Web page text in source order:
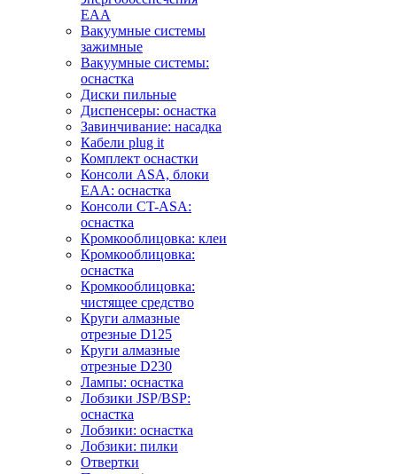
EAA
Вакуумные системы
зажимные
Вакуумные системы:
оснастка
Диски пильные
Диспенсеры: оснастка
Завинчивание: насадка
Кабели plug it
Комплект оснастки
Консоли ASA, блоки
EAA: оснастка
Консоли CT-ASA:
оснастка
Кромкооблицовка: клеи
Кромкооблицовка:
оснастка
Кромкооблицовка:
чистящее средство
Круги алмазные
отрезные D125
Круги алмазные
отрезные D230
Лампы: оснастка
Лобзики JSP/BSP:
оснастка
Лобзики: оснастка
Лобзики: пилки
Отвертки